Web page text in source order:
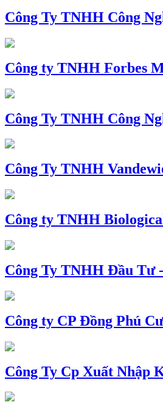
Công Ty TNHH Công
Công ty TNHH Forbes
Công Ty TNHH Công
Công Ty TNHH
Công ty TNHH
Công Ty TNHH Đầu Tư
Công ty CP Đồng Phú
Công Ty Cp Xuất Nhập